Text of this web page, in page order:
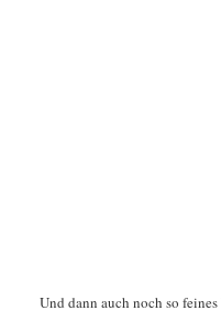
Und dann auch noch so